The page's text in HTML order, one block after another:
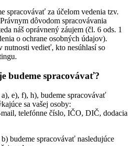
spracovávať za účelom vedenia tzv.
dôvodom spracovávania
náš oprávnený záujem (čl. 6 ods. 1
o ochrane osobných údajov).
nutnosti vedieť, kto nesúhlasí so
budeme spracovávať?
e), f), h), budeme spracovávať
sa vašej osoby:
telefónne číslo, IČO, DIČ, dodacia
budeme spracovávať nasledujúce